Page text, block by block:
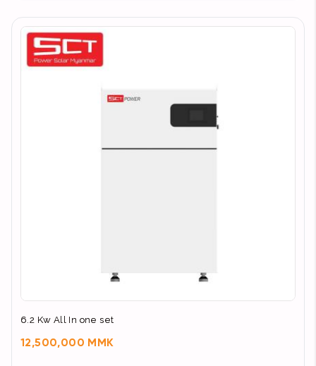
6.2 Kw All In one set
12,500,000 MMK